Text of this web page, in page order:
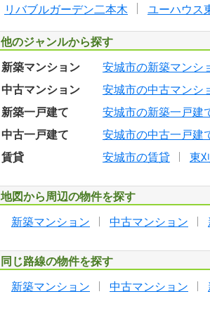
リバブルガーデン二本木
ユーハウス
他のジャンルから探す
新築マンション 安城市の新築マンシ
中古マンション
安城市の中古マンシ
新築一戸建て
安城市の新築一戸建
中古一戸建て
安城市の中古一戸建
賃貸
安城市の賃貸 東
地図から周辺の物件を探す
新築マンション 中古マンション
同じ路線の物件を探す
新築マンション 中古マンション